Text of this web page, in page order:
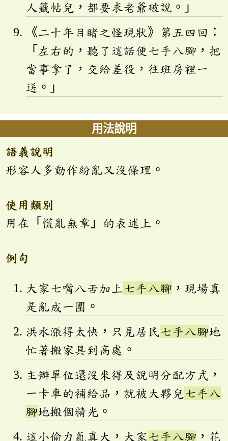
人籤帖兒，都要求老爺破說。」
《二十年目睹之怪現狀》第五四回：
「左右的，聽了這話便七手八腳，把
當事拿了，交給差役，往班房裡一
送。」
用法說明
語義說明
形容人多動作紛亂又沒條理。
使用類別
用在「慌亂無章」的表述上。
例句
大家七嘴八舌加上 七手八腳 ，現場真
是亂成一團。
洪水漲得太快，只見居民七手八腳地
忙著搬家具到高處。
主辦單位還沒來得及說明分配方式，
一卡車的補給品，就被大夥兒七手八
腳地搬個精光。
這小偷力氣真大，大家七手八腳 ，花